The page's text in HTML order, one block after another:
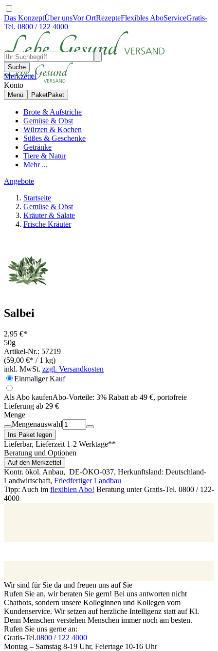
Das KonzeptÜber unsVor OrtRezepteFlexibles AboServiceGratis-
Tel. 0800 / 122 4000
Suche
Merkzettel
Konto
Menü PaketPaket
Brote & Aufstriche
Gemüse & Obst
Würzen & Kochen
Süßes & Geschenke
Getränke
Tiere & Natur
Mehr ...
Angebote
Startseite
Gemüse & Obst
Kräuter & Salate
Frische Kräuter
Salbei
2,95 €*
50g
Artikel-Nr.: 57219
(59,00 €* / 1 kg)
inkl. MwSt. zzgl. Versandkosten
Einmaliger Kauf
Als Abo kaufenAbo-Vorteile: 3% Rabatt ab 49 €, portofreie
Lieferung ab 29 €
Menge
Mengenauswahl
Ins Paket legen
Lieferbar, Lieferzeit 1-2 Werktage**
Beratung und Optionen
Auf den Merkzettel
Kontr. ökol. Anbau, DE-ÖKO-037, Herkunftsland: Deutschland-
Landwirtschaft, Friedfertiger Landbau
Tipp: Auch im flexiblen Abo! Beratung unter Gratis-Tel. 0800 / 122-
4000
Wir sind für Sie da und freuen uns auf Sie
Rufen Sie an, wir beraten Sie gern! Bei uns antworten nicht
Chatbots, sondern unsere Kolleginnen und Kollegen vom
Kundenservice. Wir setzen auf herzliche Intelligenz statt auf Kl.
Denn Menschen verstehen Menschen immer noch am besten.
Rufen Sie uns gerne an:
Gratis-Tel.0800 / 122 4000
Montag – Samstag 8-19 Uhr, Feiertage 10-16 Uhr